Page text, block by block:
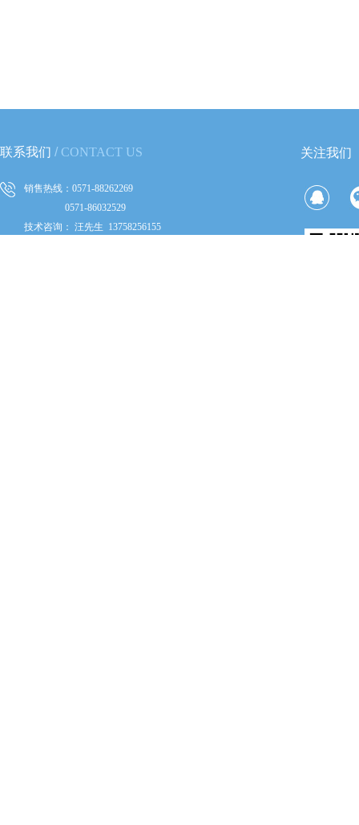
关注我们
销售热线：0571-88262269
0571-86032529
技术咨询： 汪先生 13758256155
联系我们 / CONTACT US